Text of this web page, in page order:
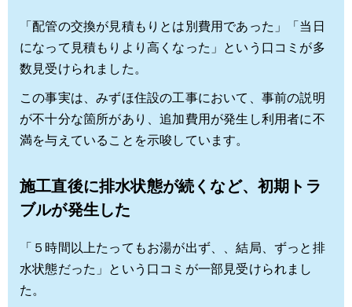
「配管の交換が見積もりとは別費用であった」「当日
になって見積もりより高くなった」という口コミが多
数見受けられました。
この事実は、みずほ住設の工事において、事前の説明
が不十分な箇所があり、追加費用が発生し利用者に不
満を与えていることを示唆しています。
施工直後に排水状態が続くなど、初期トラ
ブルが発生した
「５時間以上たってもお湯が出ず、、結局、ずっと排
水状態だった」という口コミが一部見受けられまし
た。